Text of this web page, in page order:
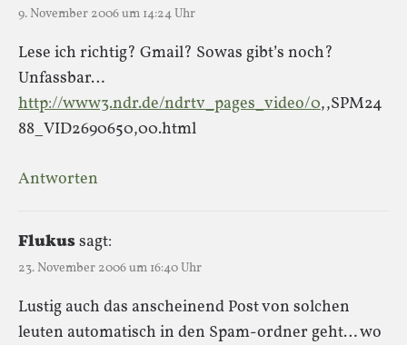
9. November 2006 um 14:24 Uhr
Lese ich richtig? Gmail? Sowas gibt’s noch?
Unfassbar…
http://www3.ndr.de/ndrtv_pages_video/0,,SPM24
88_VID2690650,00.html
Antworten
Flukussagt:
23. November 2006 um 16:40 Uhr
Lustig auch das anscheinend Post von solchen
leuten automatisch in den Spam-ordner geht… wo